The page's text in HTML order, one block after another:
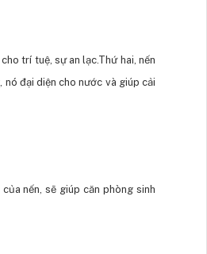
trí tuệ, sự an lạc.Thứ hai, nến
đại diện cho nước và giúp cải
nến, sẽ giúp căn phòng sinh